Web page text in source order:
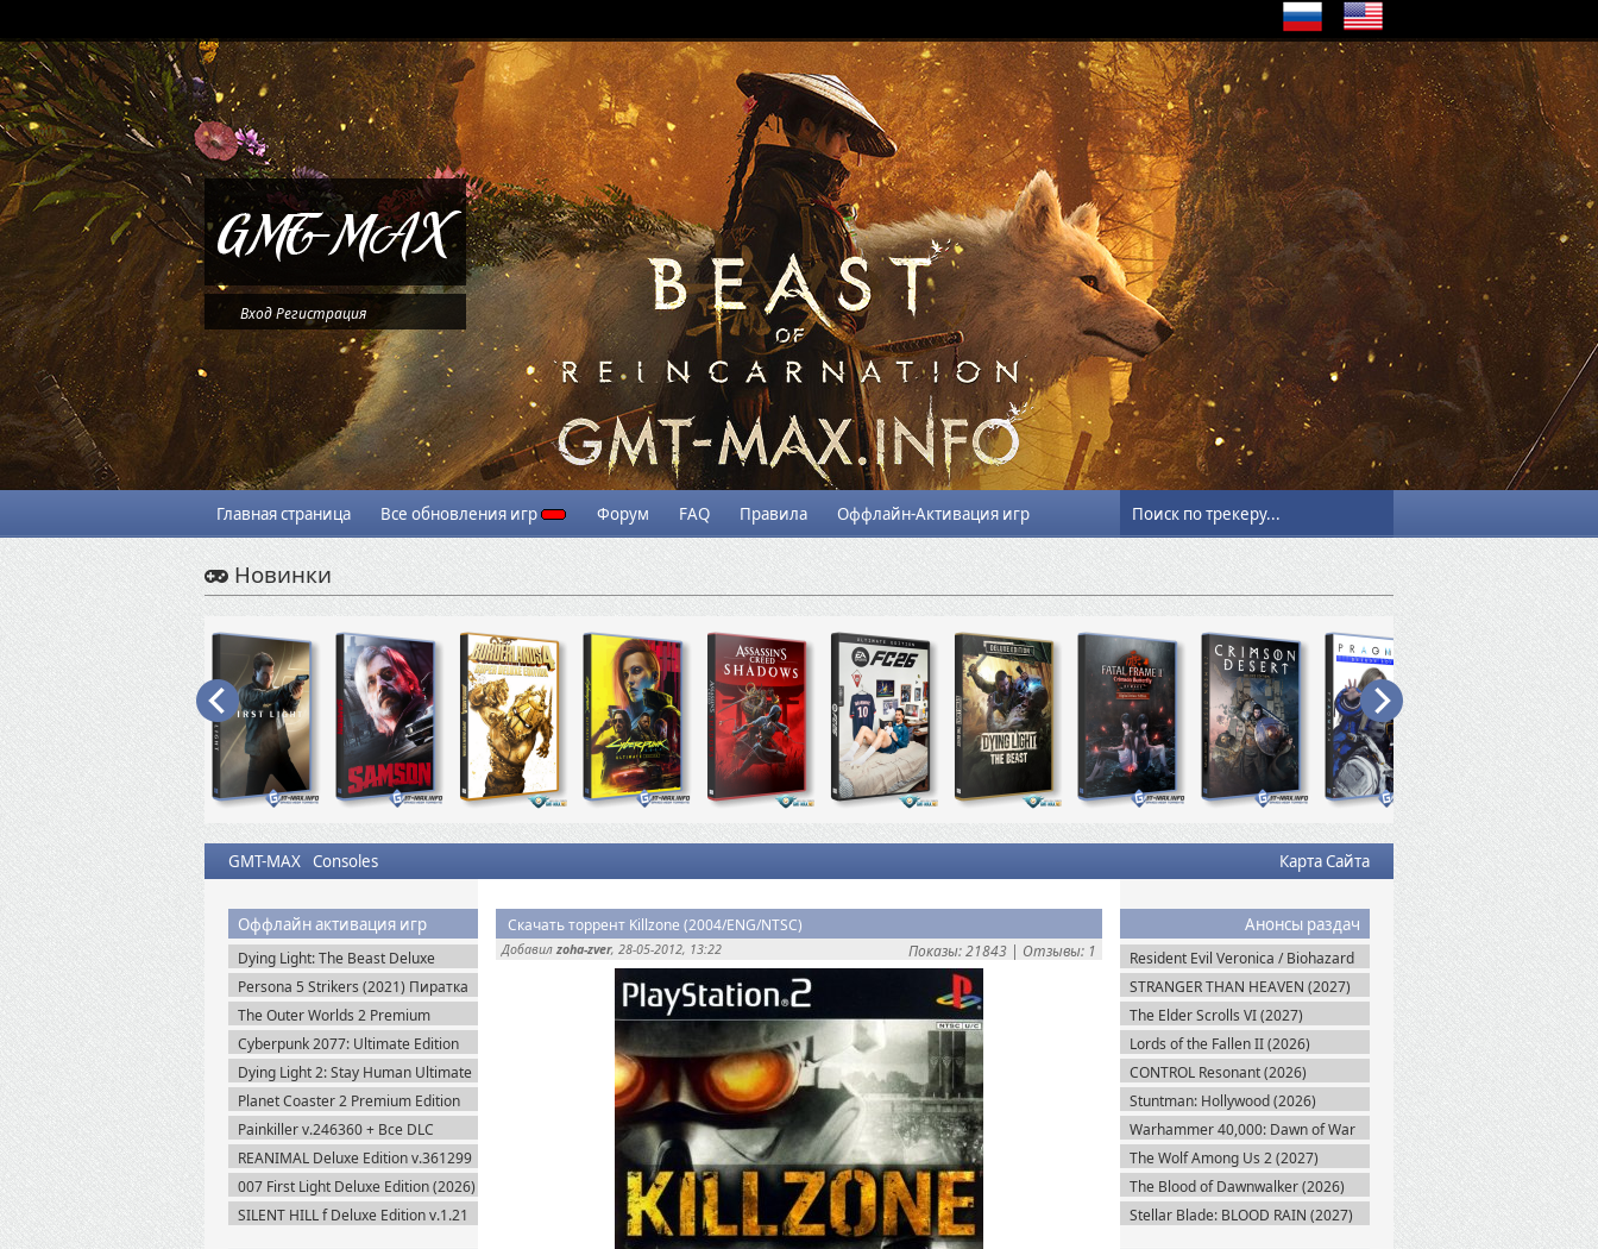
ВходРегистрация
Главная страница Все обновления игр Форум FAQ Правила Оффлайн-Активация игр
Новинки
GMT-MAX Consoles Карта Сайта
Анонсы раздач
Resident Evil Veronica / Biohazard
RE: Veronica (2027)
STRANGER THAN HEAVEN (2027)
The Elder Scrolls VI (2027)
Lords of the Fallen II (2026)
CONTROL Resonant (2026)
Stuntman: Hollywood (2026)
Warhammer 40,000: Dawn of War
IV (2026)
The Wolf Among Us 2 (2027)
The Blood of Dawnwalker (2026)
Stellar Blade: BLOOD RAIN (2027)
Оффлайн активация игр
Dying Light: The Beast Deluxe
Edition v.1.6.4 + Все DLC (2025)
Пиратка
Persona 5 Strikers (2021) Пиратка
The Outer Worlds 2 Premium
Edition v.1.2.0.1 (2025) Пиратка
Cyberpunk 2077: Ultimate Edition
v.2.31a + Все DLC (2025) Portable
Dying Light 2: Stay Human Ultimate
Edition v.1.29.0 + Все DLC (2022)
Пиратка
Planet Coaster 2 Premium Edition
(2024) Steam-Rip
Painkiller v.246360 + Все DLC
(2025) Portable
REANIMAL Deluxe Edition v.361299
(2026) Пиратка
007 First Light Deluxe Edition (2026)
Пиратка
SILENT HILL f Deluxe Edition v.1.21
Скачать торрент Killzone (2004/ENG/NTSC)
Показы: 21843 | Отзывы: 1
Добавил zoha-zver, 28-05-2012, 13:22